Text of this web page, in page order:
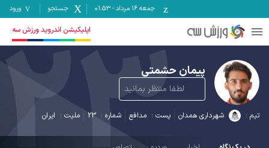
جمعه ۱۶ مرداد -
01:53 جستجو ورود
اپلیکیشن اندروید ورزش سه
پیمان حشمتی
لطفا منتظر بمانید
تیم : شهرداری همدان پست : مدافع شماره : 23 ملیت : ایران